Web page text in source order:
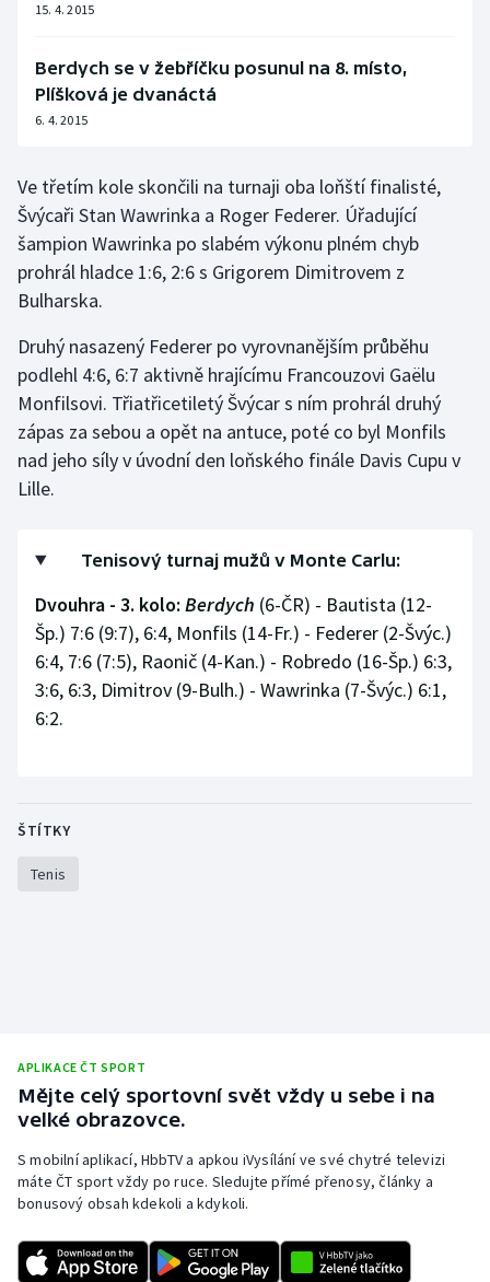
Motorsport
Parasport
Plavání
Plážový volejbal
Ragby
Rychlobruslení
Rychlostní kanoistika
Sportovní střelba
Stolní tenis
Triatlon
Veslování
Volejbal
Ostatní
15. 4. 2015
Berdych se v žebříčku posunul na 8. místo,
Plíšková je dvanáctá
6. 4. 2015
Ve třetím kole skončili na turnaji oba loňští finalisté,
Švýcaři Stan Wawrinka a Roger Federer. Úřadující
šampion Wawrinka po slabém výkonu plném chyb
prohrál hladce 1:6, 2:6 s Grigorem Dimitrovem z
Bulharska.
Druhý nasazený Federer po vyrovnanějším průběhu
podlehl 4:6, 6:7 aktivně hrajícímu Francouzovi Gaëlu
Monfilsovi. Třiatřicetiletý Švýcar s ním prohrál druhý
zápas za sebou a opět na antuce, poté co byl Monfils
nad jeho síly v úvodní den loňského finále Davis Cupu v
Lille.
Tenisový turnaj mužů v Monte Carlu:
Dvouhra - 3. kolo: Berdych (6-ČR) - Bautista (12-
Šp.) 7:6 (9:7), 6:4, Monfils (14-Fr.) - Federer (2-Švýc.)
6:4, 7:6 (7:5), Raonič (4-Kan.) - Robredo (16-Šp.) 6:3,
3:6, 6:3, Dimitrov (9-Bulh.) - Wawrinka (7-Švýc.) 6:1,
6:2.
ŠTÍTKY
Tenis
APLIKACE ČT SPORT
Mějte celý sportovní svět vždy u sebe i na
velké obrazovce.
S mobilní aplikací, HbbTV a apkou iVysílání ve své chytré televizi
máte ČT sport vždy po ruce. Sledujte přímé přenosy, články a
bonusový obsah kdekoli a kdykoli.